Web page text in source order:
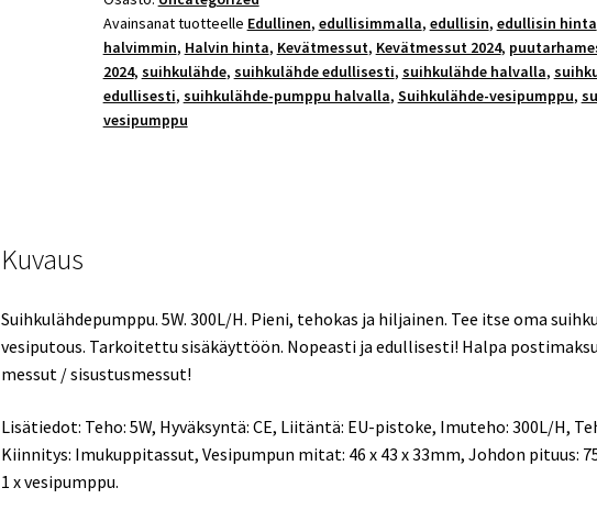
Pieni,
tehokas
ja
hiljainen.
Edullinen
Avainsanat tuotteelle Edullinen, edullisimmalla, edullisin, edullisin hinta
halvimmin, Halvin hinta, Kevätmessut, Kevätmessut 2024,
2024, suihkulähde, suihkulähde edullisesti, suihkulähde halvalla,
edullisesti, suihkulähde-pumppu halvalla, Suihkulähde-vesipumppu,
vesipumppu
Kuvaus
Suihkulähdepumppu. 5W. 300L/H. Pieni, tehokas ja hiljainen. Tee itse oma
vesiputous. Tarkoitettu sisäkäyttöön. Nopeasti ja edullisesti! Halpa
messut / sisustusmessut!
Lisätiedot: Teho: 5W, Hyväksyntä: CE, Liitäntä: EU-pistoke, Imuteho: 300L/H,
Kiinnitys: Imukuppitassut, Vesipumpun mitat: 46 x 43 x 33mm, Johdon pituus:
1 x vesipumppu.